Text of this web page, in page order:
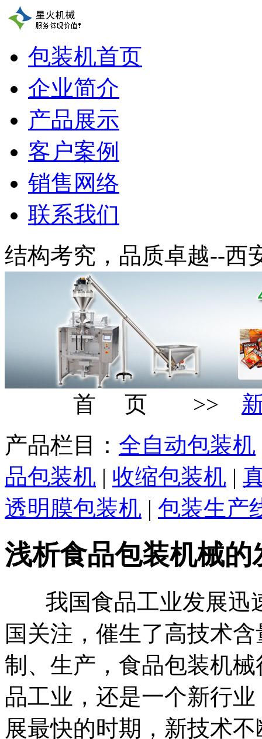
包装机首页
企业简介
产品展示
客户案例
销售网络
联系我们
结构考究，品质卓越--西
首 页 >>
产品栏目： 全自动包装机
品包装机 | 收缩包装机 |
透明膜包装机 | 包装生产
浅析食品包装机械的
我国食品工业发展迅
国关注，催生了高技术
制、生产，食品包装机
品工业，还是一个新行
展最快的时期，新技术